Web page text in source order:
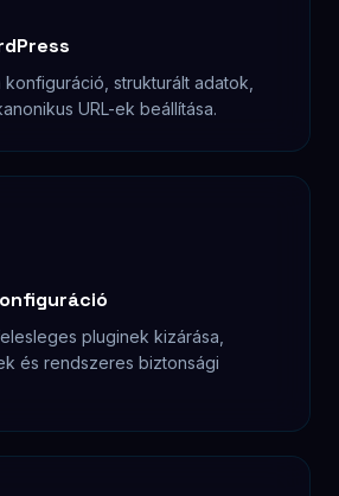
konfiguráció, strukturált adatok,
URL-ek beállítása.
pluginek kizárása,
és rendszeres biztonsági